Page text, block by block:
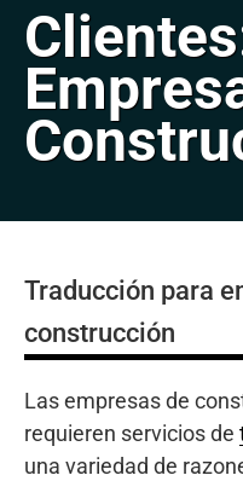
Traducción para
construcción
Las empresas de
requieren servicios de
una variedad de